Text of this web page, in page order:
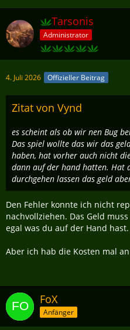
Tarsonis
Administrator
4. Juli 2026 Offizieller Beitrag
Zitat von Vynd
es scheint als ob wir nen Bug
Das spiel wollte das wir das
haben, hat vorher auch nicht
dann auf der hand hatten. Hat
durchgehen lassen das geld
Den Fehler konnte ich nicht
nachvollziehen. Das Geld
egal was du auf der Hand hast.
Aber ich hab die Kosten mal
FoX
Anfänger